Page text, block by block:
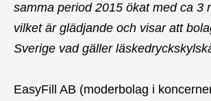
samma period 2015 ökat med ca 3
vilket är glädjande och visar att
Sverige vad gäller
EasyFill AB (moderbolag i